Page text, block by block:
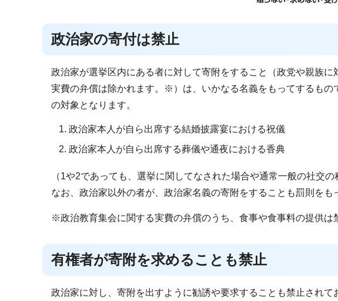
政治家の寄付は禁止
政治家が選挙区内にある者に対して寄附をすること（政党や親族
実費の弁償は除かれます。※）は、いかなる名義をもってするもの
の対象となります。
政治家本人が自ら出席する結婚披露宴における祝儀
政治家本人が自ら出席する葬儀や通夜における香典
（1や2であっても、選挙に関してなされた場合や通常一般の社交
なお、政治家以外の者が、政治家名義の寄附をすることも罰則をも
※政治教育集会に関する実費の弁償のうち、食事や食事料の提供は
有権者が寄附を求めることも禁止
政治家に対し、寄附を出すように勧誘や要求することも禁止され